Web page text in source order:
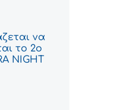
να
το 2ο
NIGHT